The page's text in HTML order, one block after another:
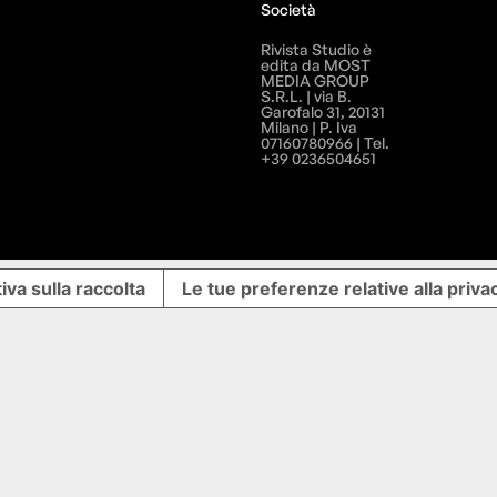
Società
Rivista Studio è
edita da MOST
MEDIA GROUP
S.R.L. | via B.
Garofalo 31, 20131
Milano | P. Iva
07160780966 | Tel.
+39 0236504651
sulla raccolta Le tue preferenze relative alla